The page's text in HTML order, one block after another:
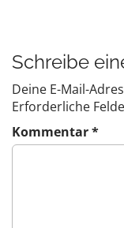
a
v
i
g
a
Schreibe
Deine E-Mail-
Erforderliche
Kommentar*